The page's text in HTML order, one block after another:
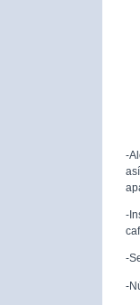
-
-
-
-